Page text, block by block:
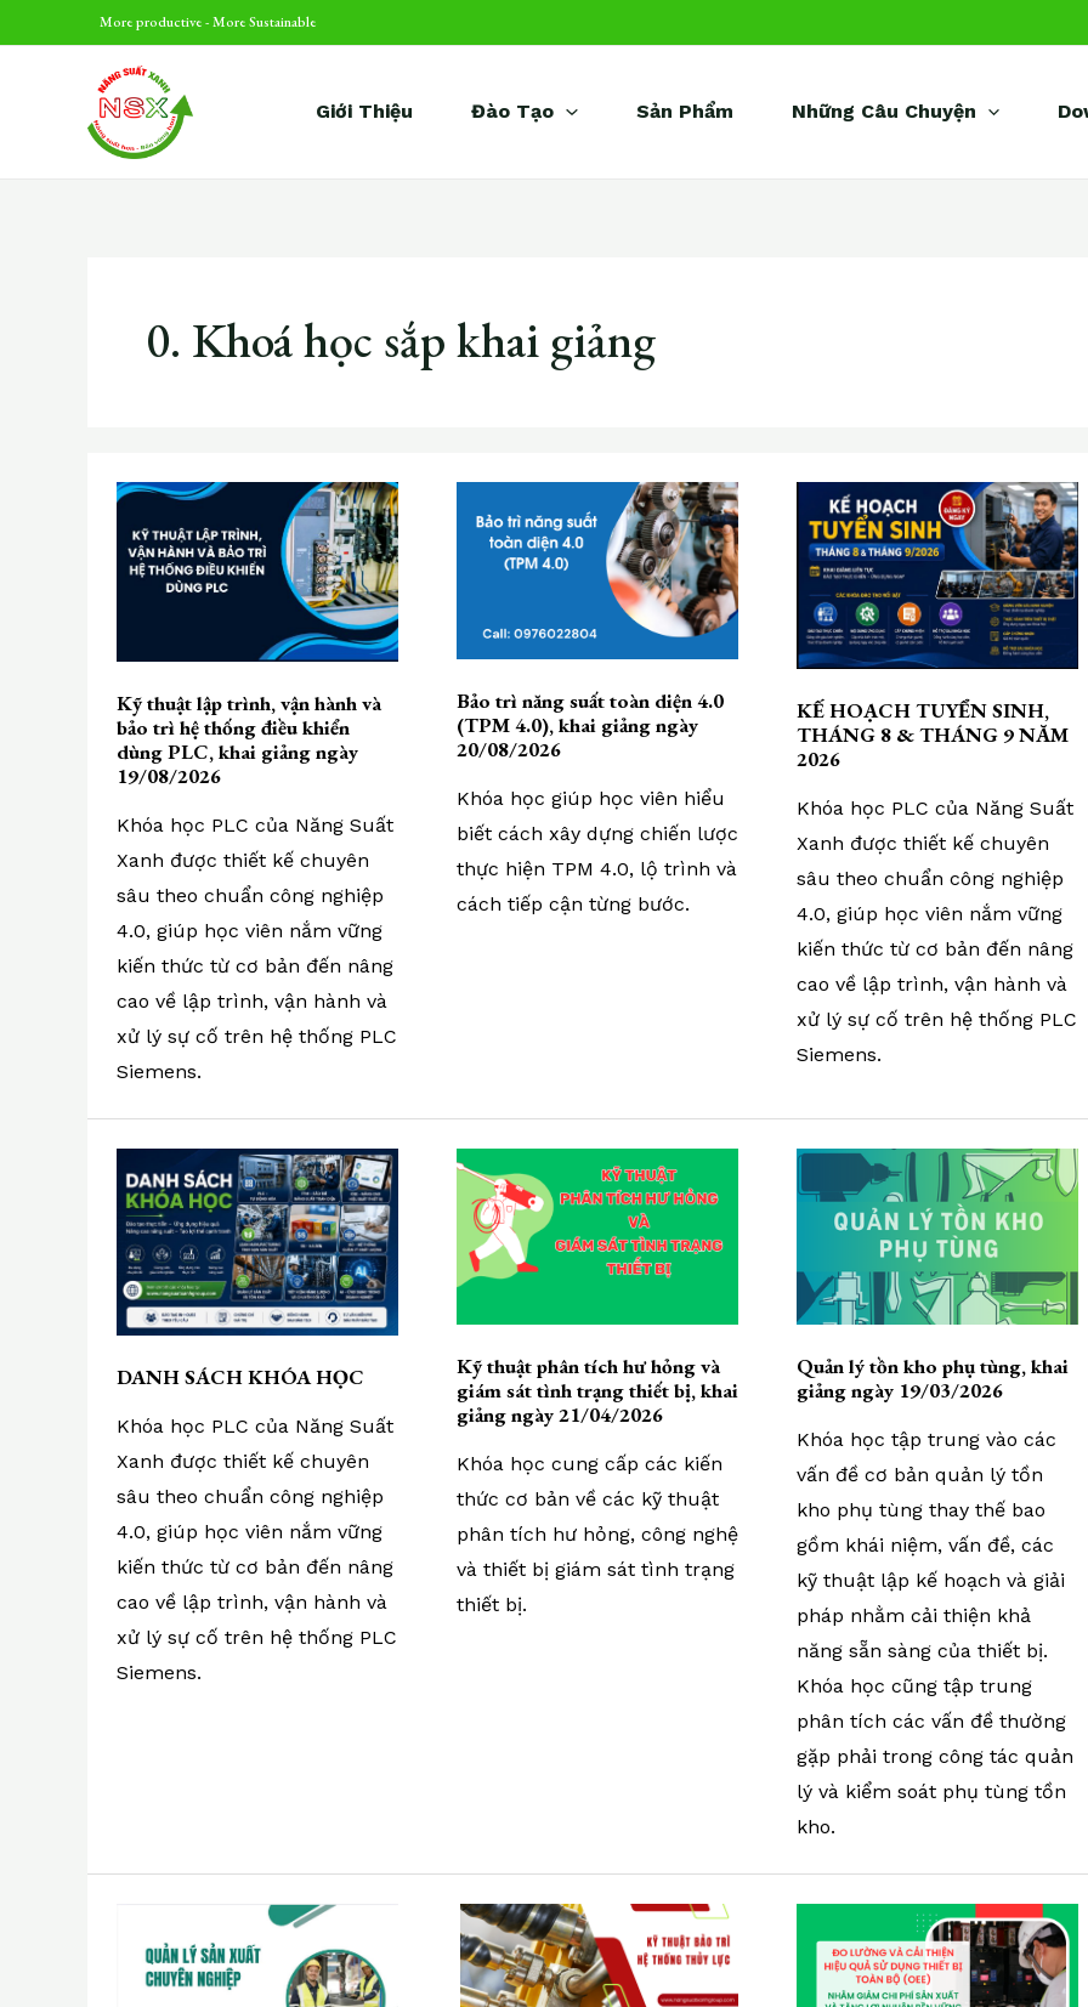
to
More productive - More Sustainable
Giới Thiệu Đào Tạo Sản Phẩm Những Câu Chuyện
0. Khoá học sắp khai giảng
Kỹ thuật lập trình, vận hành và
bảo trì hệ thống điều khiển
dùng PLC, khai giảng ngày
19/08/2026
Khóa học PLC của Năng Suất
Xanh được thiết kế chuyên
sâu theo chuẩn công nghiệp
4.0, giúp học viên nắm vững
kiến thức từ cơ bản đến nâng
cao về lập trình, vận hành và
xử lý sự cố trên hệ thống PLC
Siemens.
Bảo trì năng suất toàn diện 4.0
(TPM 4.0), khai giảng ngày
20/08/2026
Khóa học giúp học viên hiểu
biết cách xây dựng chiến lược
thực hiện TPM 4.0, lộ trình và
cách tiếp cận từng bước.
KẾ HOẠCH TUYỂN SINH,
THÁNG 8 & THÁNG 9 NĂM
2026
Khóa học PLC của Năng Suất
Xanh được thiết kế chuyên
sâu theo chuẩn công nghiệp
4.0, giúp học viên nắm vững
kiến thức từ cơ bản đến nâng
cao về lập trình, vận hành và
xử lý sự cố trên hệ thống PLC
Siemens.
DANH SÁCH KHÓA HỌC
Khóa học PLC của Năng Suất
Xanh được thiết kế chuyên
sâu theo chuẩn công nghiệp
4.0, giúp học viên nắm vững
kiến thức từ cơ bản đến nâng
cao về lập trình, vận hành và
xử lý sự cố trên hệ thống PLC
Siemens.
Kỹ thuật phân tích hư hỏng và
giám sát tình trạng thiết bị, khai
giảng ngày 21/04/2026
Khóa học cung cấp các kiến
thức cơ bản về các kỹ thuật
phân tích hư hỏng, công nghệ
và thiết bị giám sát tình trạng
thiết bị.
Quản lý tồn kho phụ tùng, khai
giảng ngày 19/03/2026
Khóa học tập trung vào các
vấn đề cơ bản quản lý tồn
kho phụ tùng thay thế bao
gồm khái niệm, vấn đề, các
kỹ thuật lập kế hoạch và giải
pháp nhằm cải thiện khả
năng sẵn sàng của thiết bị.
Khóa học cũng tập trung
phân tích các vấn đề thường
gặp phải trong công tác quản
lý và kiểm soát phụ tùng tồn
kho.
Phân
trang
bài
viết